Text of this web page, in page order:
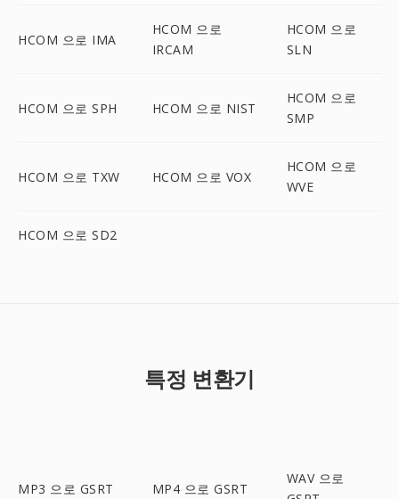
HCOM 으로 IMA
HCOM 으로
IRCAM
HCOM 으로
SLN
HCOM 으로 SPH HCOM 으로 NIST
HCOM 으로
SMP
HCOM 으로 TXW HCOM 으로 VOX
HCOM 으로
WVE
HCOM 으로 SD2
특정 변환기
MP3 으로 GSRT MP4 으로 GSRT
WAV 으로